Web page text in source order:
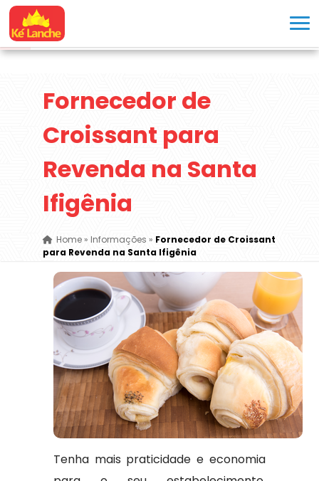
Fornecedor de
Croissant para
Revenda na Santa
Ifigênia
Home» Informações » Fornecedor de Croissant
para Revenda na Santa Ifigênia
Tenha mais praticidade e economia